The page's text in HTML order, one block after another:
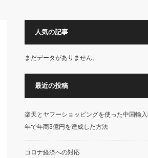
人気の記事
まだデータがありません。
最近の投稿
楽天とヤフーショッピングを使った中国輸
年で年商3億円を達成した方法
コロナ経済への対応